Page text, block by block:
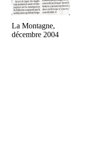
La Montagne,
décembre 2004